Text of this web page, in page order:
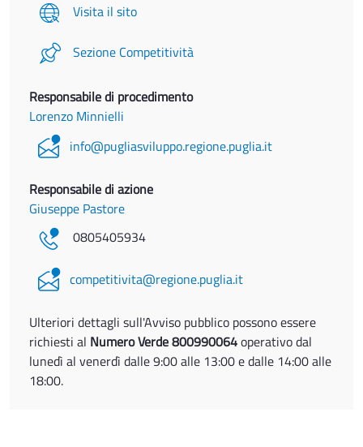
Visita il sito
Sezione Competitività
Responsabile di procedimento
Lorenzo Minnielli
info@pugliasviluppo.regione.puglia.it
Responsabile di azione
Giuseppe Pastore
0805405934
competitivita@regione.puglia.it
Ulteriori dettagli sull'Avviso pubblico possono essere
richiesti al Numero Verde 800990064operativo dal
lunedì al venerdì dalle 9:00 alle 13:00 e dalle 14:00 alle
18:00.